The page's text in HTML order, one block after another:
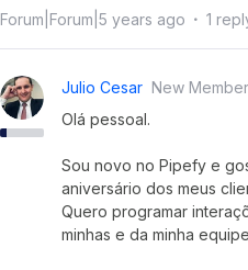
Forum|Forum|5 years ago 1
Julio Cesar New Member
Olá pessoal.
Sou novo no Pipefy e
aniversário dos meus
Quero programar
minhas e da minha